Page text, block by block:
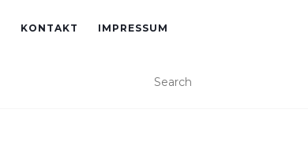
KONTAKT IMPRESSUM